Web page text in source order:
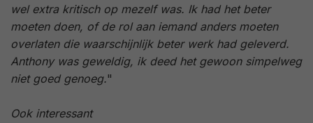
wel extra kritisch op mezelf was. Ik had het beter
moeten doen, of de rol aan iemand anders moeten
overlaten die waarschijnlijk beter werk had geleverd.
Anthony was geweldig, ik deed het gewoon simpelweg
niet goed genoeg."
Ook interessant